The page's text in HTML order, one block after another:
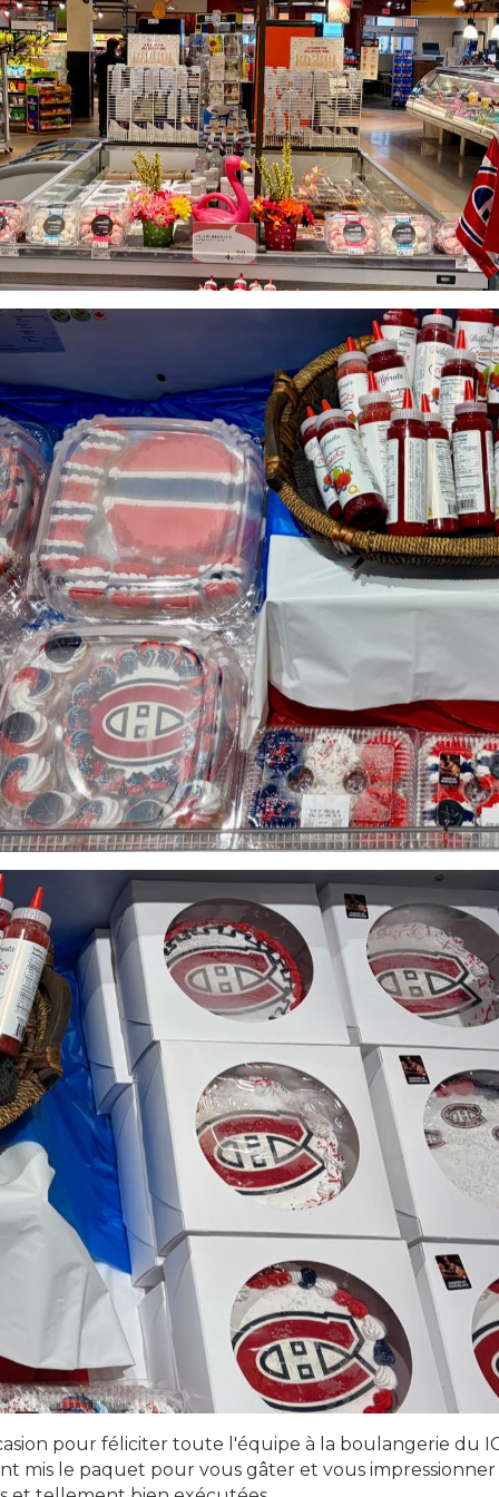
pour féliciter toute l'équipe à la boulangerie du
mis le paquet pour vous gâter et vous impressionner